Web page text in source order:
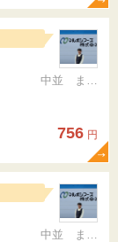
中並 まゆみ
756 円
中並 まゆみ